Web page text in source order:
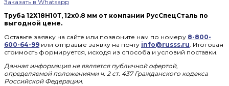
Заказать в Whatsapp
Труба 12Х18Н10Т, 12х0.8 мм от компании РусСпецСталь по
выгодной цене.
Оставьте заявку на сайте или позвоните нам по номеру 8-800-
600-64-99 или отправьте заявку на почту info@russs.ru. Итоговая
стоимость формируется, исходя из способа и условий поставки.
Данная информация не является публичной офертой,
определяемой положениями ч. 2 ст. 437 Гражданского кодекса
Российской Федерации.